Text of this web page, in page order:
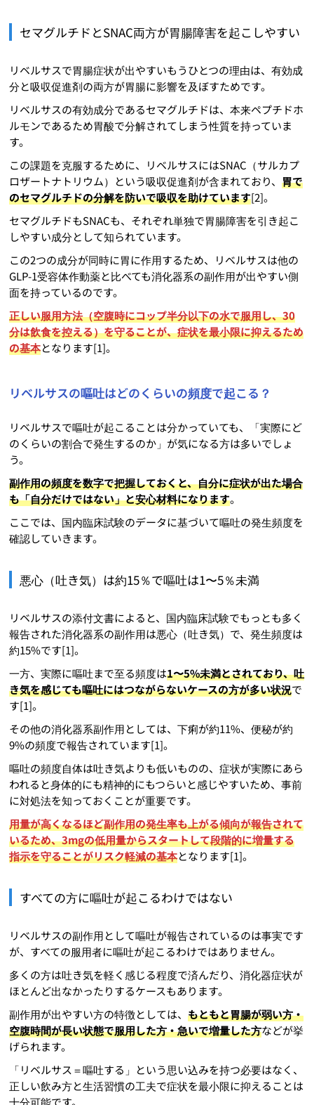
セマグルチドとSNAC両方が胃腸障害を起こしやすい
リベルサスで胃腸症状が出やすいもうひとつの理由は、有効成
分と吸収促進剤の両方が胃腸に影響を及ぼすためです。
リベルサスの有効成分であるセマグルチドは、本来ペプチドホ
ルモンであるため胃酸で分解されてしまう性質を持っていま
す。
この課題を克服するために、リベルサスにはSNAC（サルカプ
ロザートナトリウム）という吸収促進剤が含まれており、胃で
のセマグルチドの分解を防いで吸収を助けています[2]。
セマグルチドもSNACも、それぞれ単独で胃腸障害を引き起こ
しやすい成分として知られています。
この2つの成分が同時に胃に作用するため、リベルサスは他の
GLP-1受容体作動薬と比べても消化器系の副作用が出やすい側
面を持っているのです。
正しい服用方法（空腹時にコップ半分以下の水で服用し、30
分は飲食を控える）を守ることが、症状を最小限に抑えるため
の基本となります[1]。
リベルサスの嘔吐はどのくらいの頻度で起こる？
リベルサスで嘔吐が起こることは分かっていても、「実際にど
のくらいの割合で発生するのか」が気になる方は多いでしょ
う。
副作用の頻度を数字で把握しておくと、自分に症状が出た場合
も「自分だけではない」と安心材料になります。
ここでは、国内臨床試験のデータに基づいて嘔吐の発生頻度を
確認していきます。
悪心（吐き気）は約15％で嘔吐は1〜5％未満
リベルサスの添付文書によると、国内臨床試験でもっとも多く
報告された消化器系の副作用は悪心（吐き気）で、発生頻度は
約15%です[1]。
一方、実際に嘔吐まで至る頻度は1〜5%未満とされており、吐
き気を感じても嘔吐にはつながらないケースの方が多い状況で
す[1]。
その他の消化器系副作用としては、下痢が約11%、便秘が約
9%の頻度で報告されています[1]。
嘔吐の頻度自体は吐き気よりも低いものの、症状が実際にあら
われると身体的にも精神的にもつらいと感じやすいため、事前
に対処法を知っておくことが重要です。
用量が高くなるほど副作用の発生率も上がる傾向が報告されて
いるため、3mgの低用量からスタートして段階的に増量する
指示を守ることがリスク軽減の基本となります[1]。
すべての方に嘔吐が起こるわけではない
リベルサスの副作用として嘔吐が報告されているのは事実です
が、すべての服用者に嘔吐が起こるわけではありません。
多くの方は吐き気を軽く感じる程度で済んだり、消化器症状が
ほとんど出なかったりするケースもあります。
副作用が出やすい方の特徴としては、もともと胃腸が弱い方・
空腹時間が長い状態で服用した方・急いで増量した方などが挙
げられます。
「リベルサス＝嘔吐する」という思い込みを持つ必要はなく、
正しい飲み方と生活習慣の工夫で症状を最小限に抑えることは
十分可能です。